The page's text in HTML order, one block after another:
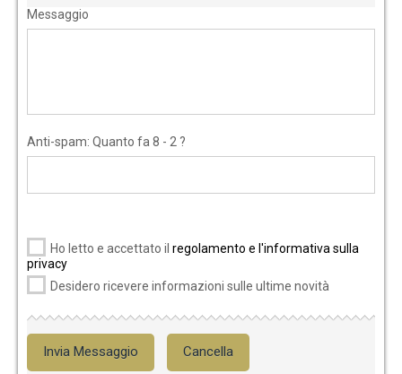
Messaggio
Anti-spam: Quanto fa 8 - 2 ?
Ho letto e accettato il regolamento e l'informativa sulla
privacy
Desidero ricevere informazioni sulle ultime novità
Invia Messaggio Cancella